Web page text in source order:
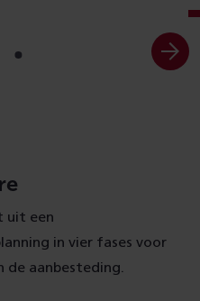
Ga
uit een
in vier fases voor
de aanbesteding.